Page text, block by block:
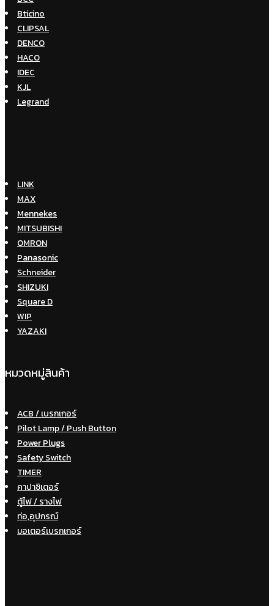
Bticino
CLIPSAL
DENCO
HACO
IDEC
KJL
Legrand
LINK
MAX
Mennekes
MITSUBISHI
OMRON
Panasonic
Schneider
SHIZUKI
Square D
WIP
YAZAKI
หมวดหมู่สินค้า
ACB / เบรกเกอร์
Pilot Lamp / Push Button
Power Plugs
Safety Switch
TIMER
คาปาซิเตอร์
ตู้ไฟ / รางไฟ
ท่อ,อุปกรณ์
มอเตอร์เบรกเกอร์